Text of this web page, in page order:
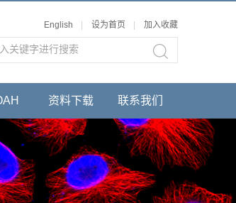
English 设为首页 加入收藏
资料下载 联系我们